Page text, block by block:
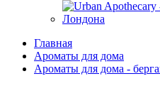
Главная
Ароматы для дома
Ароматы для дома -